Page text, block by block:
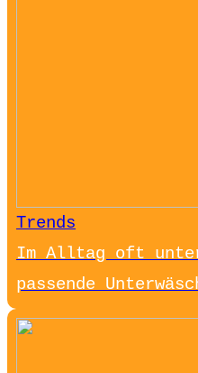
Trends
Im Alltag oft
passende